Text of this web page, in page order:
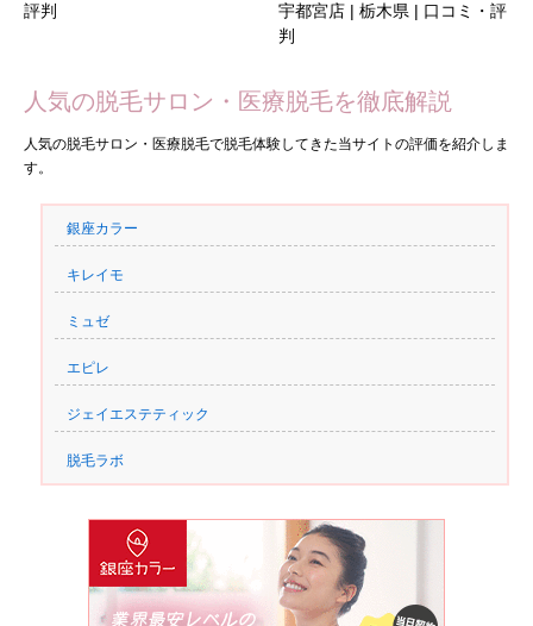
評判
宇都宮店 | 栃木県 | 口コミ・評
判
人気の脱毛サロン・医療脱毛を徹底解説
人気の脱毛サロン・医療脱毛で脱毛体験してきた当サイトの評価を紹介しま
す。
銀座カラー
キレイモ
ミュゼ
エピレ
ジェイエステティック
脱毛ラボ